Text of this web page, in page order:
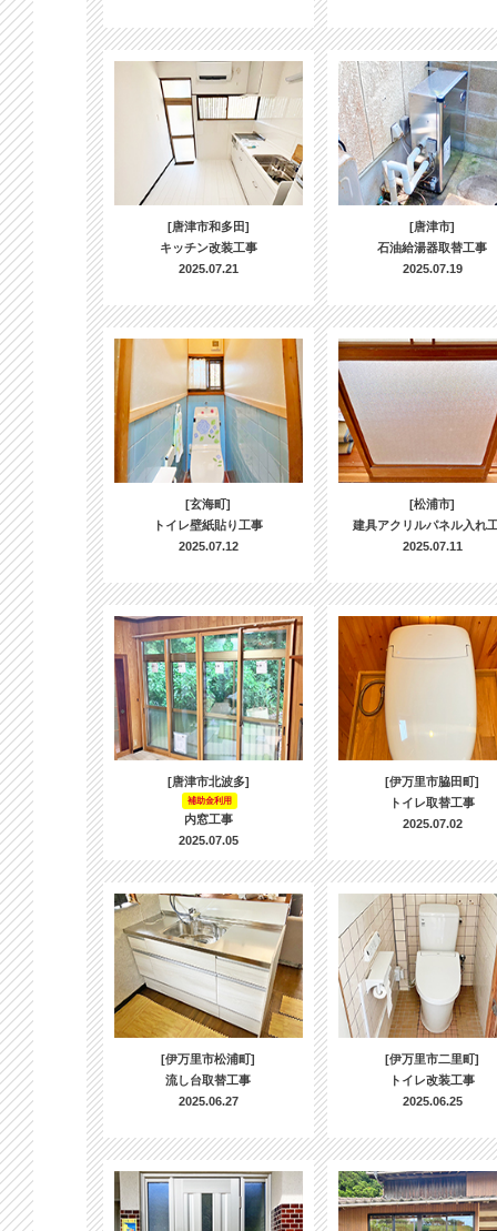
[唐津市和多田]
キッチン改装工事
2025.07.21
[唐津市]
石油給湯器取替工事
2025.07.19
[玄海町]
トイレ壁紙貼り工事
2025.07.12
[松浦市]
建具アクリルパネル入れ
2025.07.11
[唐津市北波多]
補助金利用
内窓工事
2025.07.05
[伊万里市脇田町]
トイレ取替工事
2025.07.02
[伊万里市松浦町]
流し台取替工事
2025.06.27
[伊万里市二里町]
トイレ改装工事
2025.06.25